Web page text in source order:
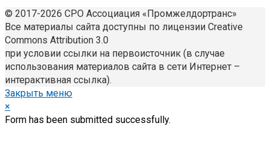
© 2017-2026 СРО Ассоциация «Промжелдортранс»
Все материалы сайта доступны по лицензии Creative
Commons Attribution 3.0
при условии ссылки на первоисточник (в случае
использования материалов сайта в сети Интернет –
интерактивная ссылка).
Закрыть меню
×
Form has been submitted successfully.